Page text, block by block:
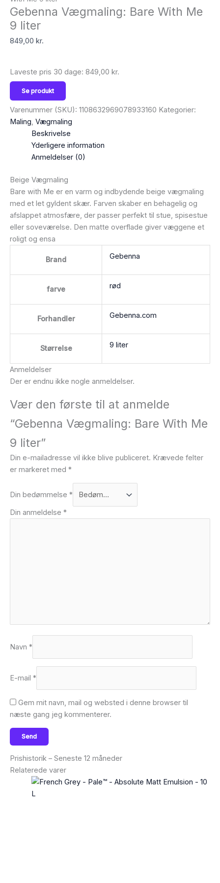
Gebenna Vægmaling: Bare With Me
9 liter
849,00 kr.
Laveste pris 30 dage: 849,00 kr.
Se produkt
Varenummer (SKU): 1108632969078933160 Kategorier:
Maling, Vægmaling
Beskrivelse
Yderligere information
Anmeldelser (0)
Beige Vægmaling
Bare with Me er en varm og indbydende beige vægmaling
med et let gyldent skær. Farven skaber en behagelig og
afslappet atmosfære, der passer perfekt til stue, spisestue
eller soveværelse. Den matte overflade giver væggene et
roligt og ensa
Brand Gebenna
farve rød
Forhandler Gebenna.com
Størrelse 9 liter
Anmeldelser
Der er endnu ikke nogle anmeldelser.
Vær den første til at anmelde
“Gebenna Vægmaling: Bare With Me
9 liter”
Din e-mailadresse vil ikke blive publiceret. Krævede felter
er markeret med *
Din bedømmelse *
Din anmeldelse *
Navn *
E-mail *
Gem mit navn, mail og websted i denne browser til
næste gang jeg kommenterer.
Prishistorik – Seneste 12 måneder
Relaterede varer